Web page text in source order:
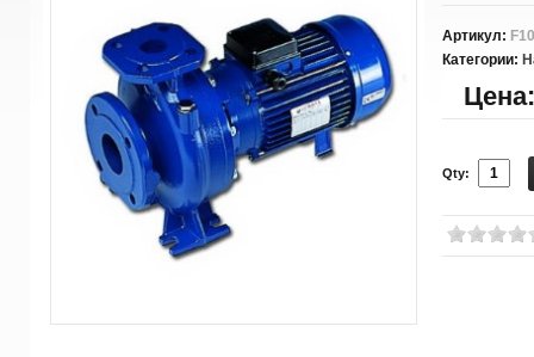
Артикул:
Категории:
Цена:
Qty: